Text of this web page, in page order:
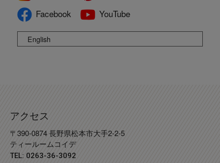
Facebook
YouTube
English
アクセス
〒390-0874 長野県松本市大手2-2-5
ティールームコイデ
TEL: 0263-36-3092